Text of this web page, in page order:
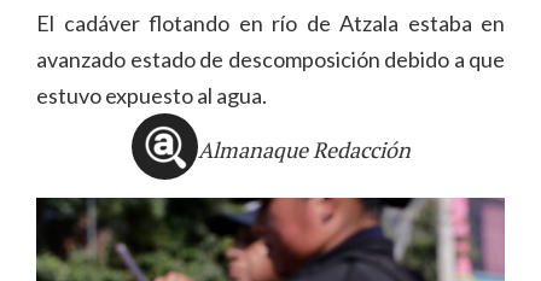
El cadáver flotando en río de Atzala estaba en
avanzado estado de descomposición debido a que
estuvo expuesto al agua.
Almanaque Redacción